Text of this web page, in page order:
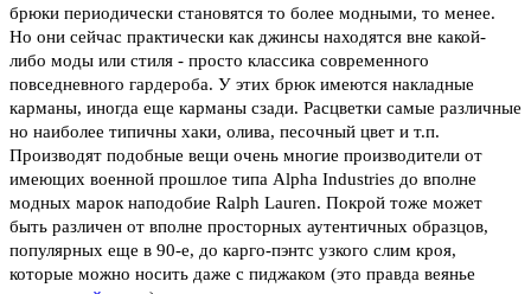
брюки периодически становятся то более модными, то менее.
Но они сейчас практически как джинсы находятся вне какой-
либо моды или стиля - просто классика современного
повседневного гардероба. У этих брюк имеются накладные
карманы, иногда еще карманы сзади. Расцветки самые различные
но наиболее типичны хаки, олива, песочный цвет и т.п.
Производят подобные вещи очень многие производители от
имеющих военной прошлое типа Alpha Industries до вполне
модных марок наподобие Ralph Lauren. Покрой тоже может
быть различен от вполне просторных аутентичных образцов,
популярных еще в 90-е, до карго-пэнтс узкого слим кроя,
которые можно носить даже с пиджаком (это правда веянье